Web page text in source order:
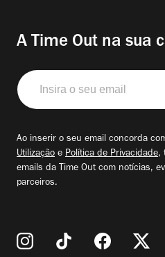
A Time Out na sua
Insira
o
seu
Ao inserir o seu email concorda
Utilização e Política de Privacidade,
emails da Time Out com notícias,
parceiros.